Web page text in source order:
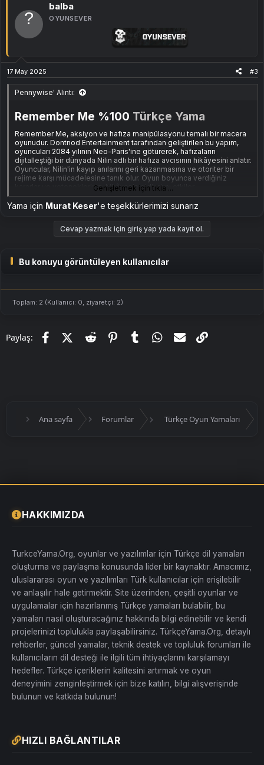
Remember Me
Bu Türkçe yama
anlamanızı sağlamak için hazırlanmıştır. Yama ile birlikte:
Ana hikâye diyalogları ve oyun içi metinler çevrilmiştir.
Dilbilgisi ve anlam bütünlüğü korunarak en iyi çeviri deneyimi
sunulmuştur.
Türkçe YamaKurulumu
İndirme Bağlantısı
İndirme Linki:
[Gizli içerik]
balba
OYUNSEVER
17 May 2025 #3
Pennywise' Alıntı:
Remember Me %100 Türkçe Yama
Remember Me, aksiyon ve hafıza manipülasyonu temalı bir macera
oyunudur. Dontnod Entertainment tarafından geliştirilen bu yapım,
oyuncuları 2084 yılının Neo-Paris'ine götürerek, hafızaların
dijitalleştiği bir dünyada Nilin adlı bir hafıza avcısının hikâyesini anlatır.
Oyuncular, Nilin'in kayıp anılarını geri kazanmasına ve otoriter bir
rejime karşı mücadelesine tanık olur. Oyun boyunca verdiğiniz
kararlar ve yetenekleriniz, hikâyenin gidişatını etkiler.
Yama içinMurat Keser'e teşekkürlerimizi sunarız.
Ekli dosyayı görüntüle 384
Bu Türkçe yama , oyunun hikâyesini ve diyaloglarını daha iyi
anlamanızı sağlamak için hazırlanmıştır. Yama ile birlikte:
Dilbilgisi ve anlam bütünlüğü korunarak en iyi çeviri deneyimi
Türkçe YamaKurulumu
Genişletmek için tıkla ...
Yama için Murat Keser'e teşekkürlerimizi sunarız
Cevap yazmak için giriş yap yada kayıt ol.
Bu konuyu görüntüleyen kullanıcılar
Toplam: 2 (Kullanıcı: 0, ziyaretçi: 2)
Paylaş: FacebookX (Twitter)
Reddit PinterestTumblr WhatsApp
E-posta
Ana sayfa Forumlar Türkçe Oyun Yamaları
HAKKIMIZDA
TurkceYama.Org, oyunlar ve yazılımlar için Türkçe dil yamaları
oluşturma ve paylaşma konusunda lider bir kaynaktır. Amacımız,
uluslararası oyun ve yazılımları Türk kullanıcılar için erişilebilir
ve anlaşılır hale getirmektir. Site üzerinden, çeşitli oyunlar ve
uygulamalar için hazırlanmış Türkçe yamaları bulabilir, bu
yamaları nasıl oluşturacağınız hakkında bilgi edinebilir ve kendi
projelerinizi toplulukla paylaşabilirsiniz. TürkçeYama.Org, detaylı
rehberler, güncel yamalar, teknik destek ve topluluk forumları ile
kullanıcıların dil desteği ile ilgili tüm ihtiyaçlarını karşılamayı
hedefler. Türkçe içeriklerin kalitesini artırmak ve oyun
deneyimini zenginleştirmek için bize katılın, bilgi alışverişinde
bulunun ve katkıda bulunun!
HIZLI BAĞLANTILAR